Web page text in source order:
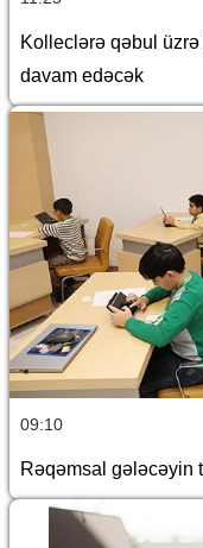
Kolleclərə qəbul
davam edəcək
09:10
Rəqəmsal gələcəyin